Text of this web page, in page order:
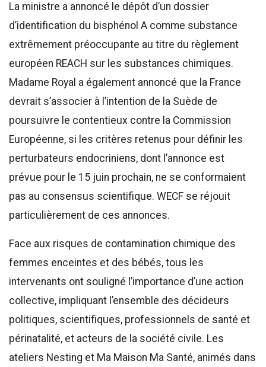
La ministre a annoncé le dépôt d’un dossier
d’identification du bisphénol A comme substance
extrêmement préoccupante au titre du règlement
européen REACH sur les substances chimiques.
Madame Royal a également annoncé que la France
devrait s’associer à l’intention de la Suède de
poursuivre le contentieux contre la Commission
Européenne, si les critères retenus pour définir les
perturbateurs endocriniens, dont l’annonce est
prévue pour le 15 juin prochain, ne se conformaient
pas au consensus scientifique. WECF se réjouit
particulièrement de ces annonces.
Face aux risques de contamination chimique des
femmes enceintes et des bébés, tous les
intervenants ont souligné l’importance d’une action
collective, impliquant l’ensemble des décideurs
politiques, scientifiques, professionnels de santé et
périnatalité, et acteurs de la société civile. Les
ateliers Nesting et Ma Maison Ma Santé, animés dans